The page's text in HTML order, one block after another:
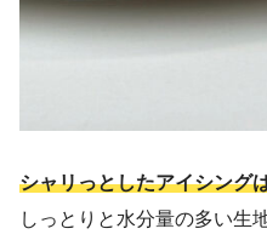
シャリっとしたアイシング
しっとりと水分量の多い生